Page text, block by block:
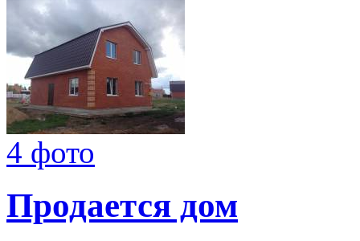
4 фото
Продается дом